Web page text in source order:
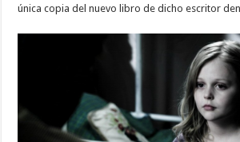
única copia del nuevo libro de dicho escritor